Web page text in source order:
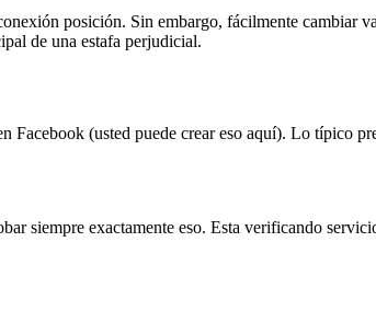
posición. Sin embargo, fácilmente cambiar
de una estafa perjudicial.
Facebook (usted puede crear eso aquí). Lo típico
siempre exactamente eso. Esta verificando